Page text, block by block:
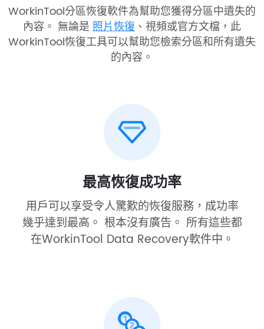
WorkinTool分區恢復軟件為幫助您獲得分區中遺失的
內容。 無論是 照片恢復 、視頻或官方文檔，此
WorkinTool恢復工具可以幫助您檢索分區和所有遺失
的內容。
最高恢復成功率
用戶可以享受令人驚歎的恢復服務，成功率
幾乎達到最高。 根本沒有廣告。 所有這些都
在WorkinTool Data Recovery軟件中。